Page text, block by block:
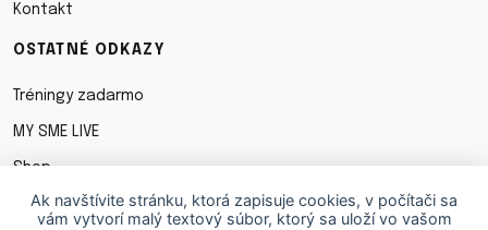
Kontakt
OSTATNÉ ODKAZY
Tréningy zadarmo
MY SME LIVE
Shop
Obchodné podmienky
Ak navštívite stránku, ktorá zapisuje cookies, v počítači sa
vám vytvorí malý textový súbor, ktorý sa uloží vo vašom